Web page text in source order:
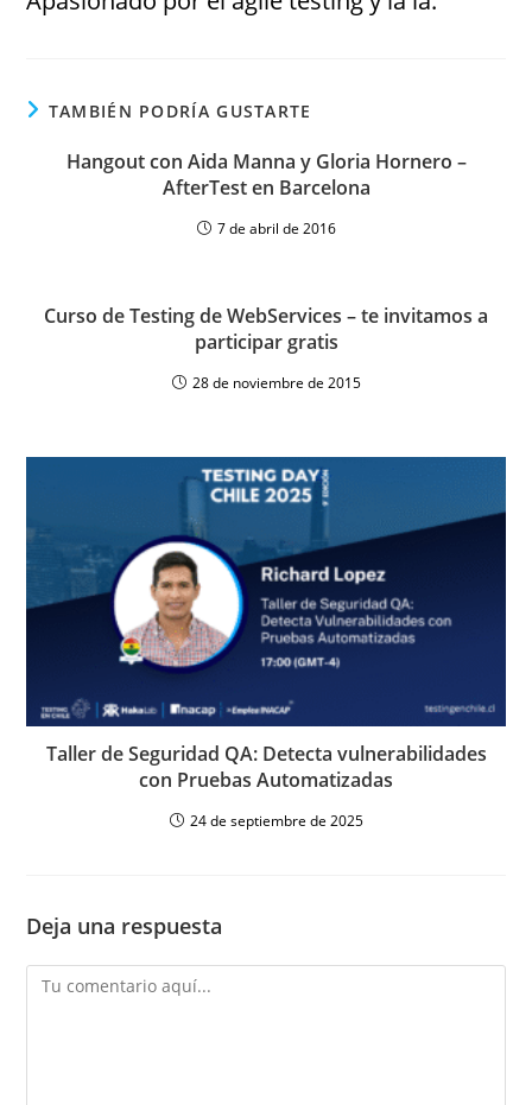
TAMBIÉN PODRÍA GUSTARTE
Hangout con Aida Manna y Gloria Hornero –
AfterTest en Barcelona
7 de abril de 2016
Curso de Testing de WebServices – te invitamos a
participar gratis
28 de noviembre de 2015
Taller de Seguridad QA: Detecta vulnerabilidades
con Pruebas Automatizadas
24 de septiembre de 2025
Deja una respuesta